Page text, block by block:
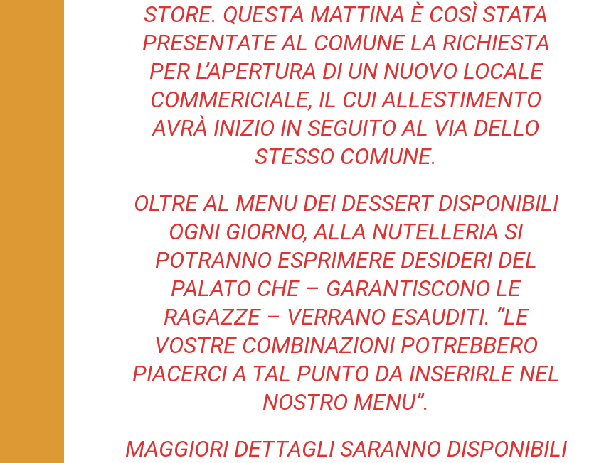
STORE. QUESTA MATTINA È COSÌ STATA
PRESENTATE AL COMUNE LA RICHIESTA
PER L’APERTURA DI UN NUOVO LOCALE
COMMERICIALE, IL CUI ALLESTIMENTO
AVRÀ INIZIO IN SEGUITO AL VIA DELLO
STESSO COMUNE.
OLTRE AL MENU DEI DESSERT DISPONIBILI
OGNI GIORNO, ALLA NUTELLERIA SI
POTRANNO ESPRIMERE DESIDERI DEL
PALATO CHE – GARANTISCONO LE
RAGAZZE – VERRANO ESAUDITI. “LE
VOSTRE COMBINAZIONI POTREBBERO
PIACERCI A TAL PUNTO DA INSERIRLE NEL
NOSTRO MENU”.
MAGGIORI DETTAGLI SARANNO DISPONIBILI